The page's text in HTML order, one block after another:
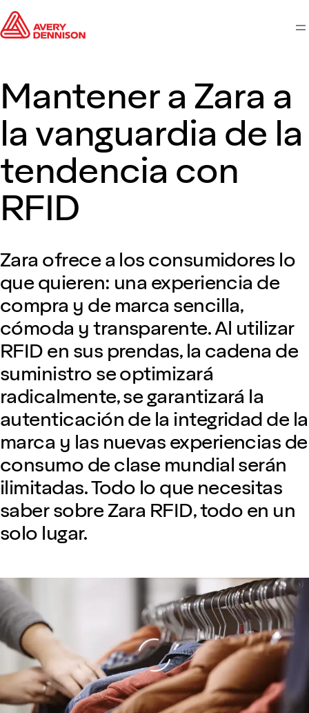
Mantener a Zara a
la vanguardia de la
tendencia con
RFID
Zara ofrece a los consumidores lo
que quieren: una experiencia de
compra y de marca sencilla,
cómoda y transparente. Al utilizar
RFID en sus prendas, la cadena de
suministro se optimizará
radicalmente, se garantizará la
autenticación de la integridad de la
marca y las nuevas experiencias de
consumo de clase mundial serán
ilimitadas. Todo lo que necesitas
saber sobre Zara RFID, todo en un
solo lugar.
Loading